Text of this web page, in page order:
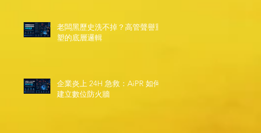
老闆黑歷史洗不掉？高管聲譽重
塑的底層邏輯
企業炎上 24H 急救：AiPR 如何
建立數位防火牆